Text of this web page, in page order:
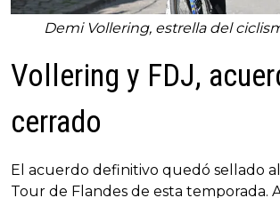
Demi Vollering, estrella del
Vollering y FDJ,
cerrado
El acuerdo definitivo quedó sellado
Tour de Flandes de esta temporada.